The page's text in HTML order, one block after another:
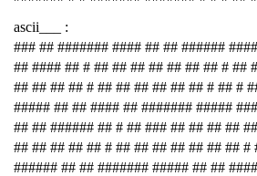
ascii___ :
### ## ####### #### ## ## ######
## #### ## # ## ## ## ## ## ## ## # ##
## ## ## ## # ## ## ## ## ## ## # ## #
##### ## ## #### ## ####### #####
## ## ###### ## # ## ### ## ## ## ##
## ## ## ## ## # ## ## ## ## ## ## ## #
###### ## ## ####### ##### ## ##